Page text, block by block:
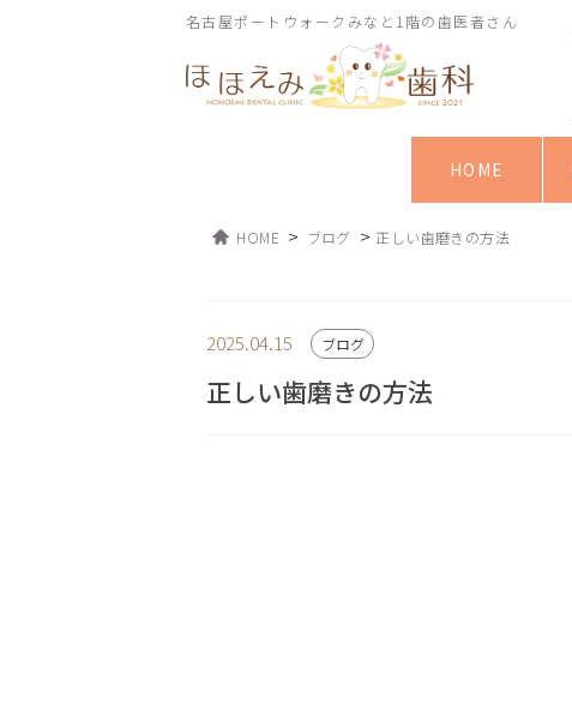
名古屋ポートウォークみなと1階の歯医者さん
HOME
HOME > ブログ > 正しい歯磨きの方法
2025.04.15 ブログ
正しい歯磨きの方法